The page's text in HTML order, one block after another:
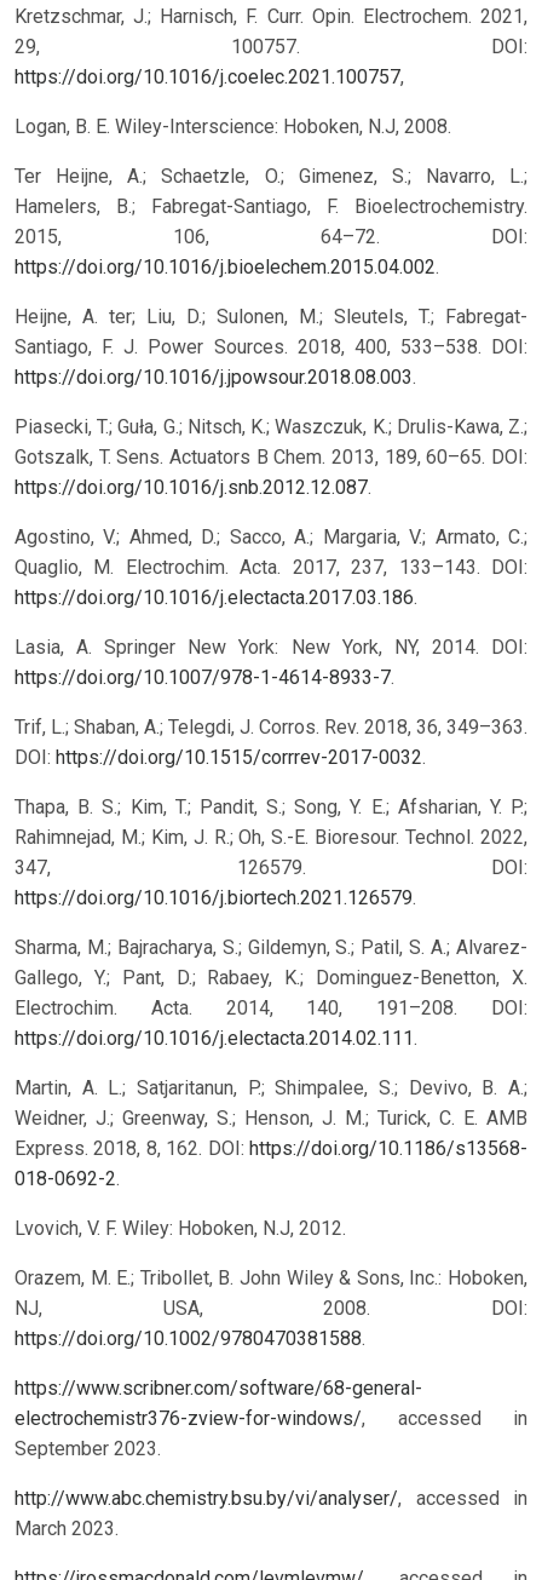
Kretzschmar, J.; Harnisch, F. Curr. Opin. Electrochem. 2021,
29, 100757. DOI:
https://doi.org/10.1016/j.coelec.2021.100757,
Logan, B. E. Wiley-Interscience: Hoboken, N.J, 2008.
Ter Heijne, A.; Schaetzle, O.; Gimenez, S.; Navarro, L.;
Hamelers, B.; Fabregat-Santiago, F. Bioelectrochemistry.
2015, 106, 64–72. DOI:
https://doi.org/10.1016/j.bioelechem.2015.04.002.
Heijne, A. ter; Liu, D.; Sulonen, M.; Sleutels, T.; Fabregat-
Santiago, F. J. Power Sources. 2018, 400, 533–538. DOI:
https://doi.org/10.1016/j.jpowsour.2018.08.003.
Piasecki, T.; Guła, G.; Nitsch, K.; Waszczuk, K.; Drulis-Kawa, Z.;
Gotszalk, T. Sens. Actuators B Chem. 2013, 189, 60–65. DOI:
https://doi.org/10.1016/j.snb.2012.12.087.
Agostino, V.; Ahmed, D.; Sacco, A.; Margaria, V.; Armato, C.;
Quaglio, M. Electrochim. Acta. 2017, 237, 133–143. DOI:
https://doi.org/10.1016/j.electacta.2017.03.186.
Lasia, A. Springer New York: New York, NY, 2014. DOI:
https://doi.org/10.1007/978-1-4614-8933-7.
Trif, L.; Shaban, A.; Telegdi, J. Corros. Rev. 2018, 36, 349–363.
DOI: https://doi.org/10.1515/corrrev-2017-0032.
Thapa, B. S.; Kim, T.; Pandit, S.; Song, Y. E.; Afsharian, Y. P.;
Rahimnejad, M.; Kim, J. R.; Oh, S.-E. Bioresour. Technol. 2022,
347, 126579. DOI:
https://doi.org/10.1016/j.biortech.2021.126579.
Sharma, M.; Bajracharya, S.; Gildemyn, S.; Patil, S. A.; Alvarez-
Gallego, Y.; Pant, D.; Rabaey, K.; Dominguez-Benetton, X.
Electrochim. Acta. 2014, 140, 191–208. DOI:
https://doi.org/10.1016/j.electacta.2014.02.111.
Martin, A. L.; Satjaritanun, P.; Shimpalee, S.; Devivo, B. A.;
Weidner, J.; Greenway, S.; Henson, J. M.; Turick, C. E. AMB
Express. 2018, 8, 162. DOI: https://doi.org/10.1186/s13568-
018-0692-2.
Lvovich, V. F. Wiley: Hoboken, N.J, 2012.
Orazem, M. E.; Tribollet, B. John Wiley & Sons, Inc.: Hoboken,
NJ, USA, 2008. DOI:
https://doi.org/10.1002/9780470381588.
https://www.scribner.com/software/68-general-
electrochemistr376-zview-for-windows/, accessed in
September 2023.
http://www.abc.chemistry.bsu.by/vi/analyser/, accessed in
March 2023.